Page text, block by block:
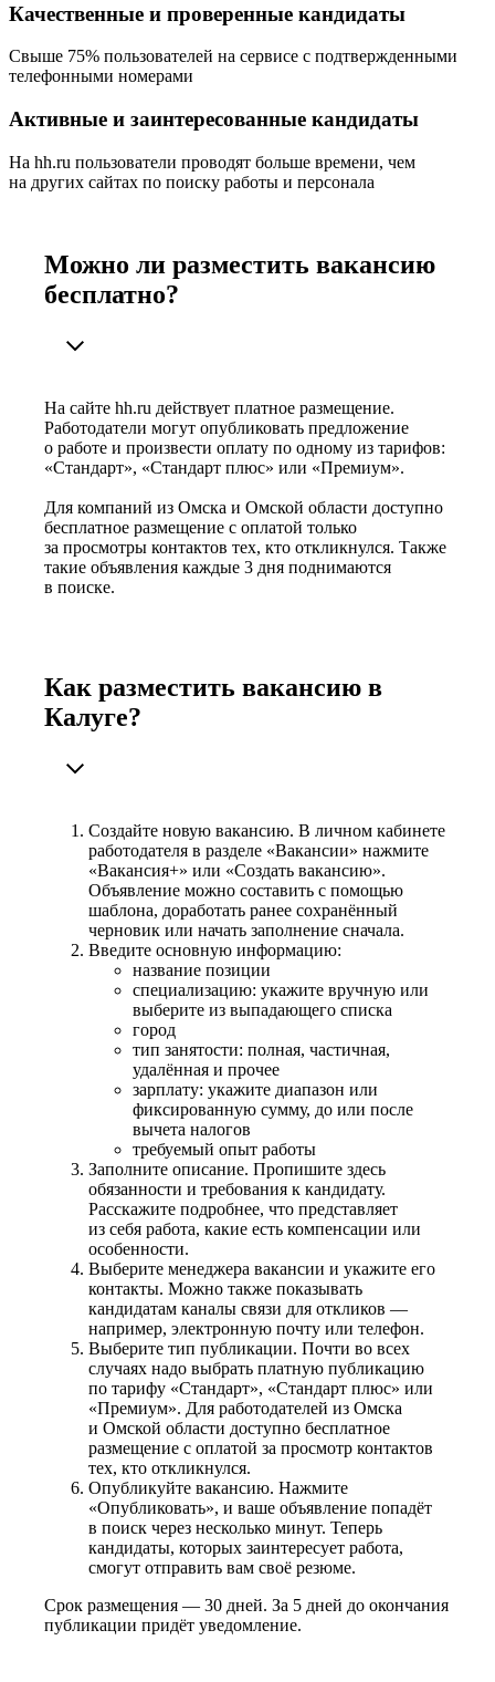
Качественные и проверенные кандидаты
Свыше 75% пользователей на сервисе с подтвержденными
телефонными номерами
Активные и заинтересованные кандидаты
На hh.ru пользователи проводят больше времени, чем
на других сайтах по поиску работы и персонала
Можно ли разместить вакансию
бесплатно?
На сайте hh.ru действует платное размещение.
Работодатели могут опубликовать предложение
о работе и произвести оплату по одному из тарифов:
«Стандарт», «Стандарт плюс» или «Премиум».
Для компаний из Омска и Омской области доступно
бесплатное размещение с оплатой только
за просмотры контактов тех, кто откликнулся. Также
такие объявления каждые 3 дня поднимаются
в поиске.
Как разместить вакансию в
Калуге?
Создайте новую вакансию. В личном кабинете
работодателя в разделе «Вакансии» нажмите
«Вакансия+» или «Создать вакансию».
Объявление можно составить с помощью
шаблона, доработать ранее сохранённый
черновик или начать заполнение сначала.
Введите основную информацию:
название позиции
специализацию: укажите вручную или
выберите из выпадающего списка
город
тип занятости: полная, частичная,
удалённая и прочее
зарплату: укажите диапазон или
фиксированную сумму, до или после
вычета налогов
требуемый опыт работы
Заполните описание. Пропишите здесь
обязанности и требования к кандидату.
Расскажите подробнее, что представляет
из себя работа, какие есть компенсации или
особенности.
Выберите менеджера вакансии и укажите его
контакты. Можно также показывать
кандидатам каналы связи для откликов —
например, электронную почту или телефон.
Выберите тип публикации. Почти во всех
случаях надо выбрать платную публикацию
по тарифу «Стандарт», «Стандарт плюс» или
«Премиум». Для работодателей из Омска
и Омской области доступно бесплатное
размещение с оплатой за просмотр контактов
тех, кто откликнулся.
Опубликуйте вакансию. Нажмите
«Опубликовать», и ваше объявление попадёт
в поиск через несколько минут. Теперь
кандидаты, которых заинтересует работа,
смогут отправить вам своё резюме.
Срок размещения — 30 дней. За 5 дней до окончания
публикации придёт уведомление.